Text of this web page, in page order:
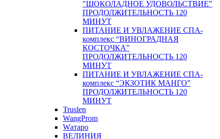
"ШОКОЛАДНОЕ УДОВОЛЬСТВИЕ”
ПРОДОЛЖИТЕЛЬНОСТЬ 120
МИНУТ
ПИТАНИЕ И УВЛАЖЕНИЕ СПА-
комплекс “ВИНОГРАДНАЯ
КОСТОЧКА”
ПРОДОЛЖИТЕЛЬНОСТЬ 120
МИНУТ
ПИТАНИЕ И УВЛАЖЕНИЕ СПА-
комплекс “ЭКЗОТИК МАНГО”
ПРОДОЛЖИТЕЛЬНОСТЬ 120
МИНУТ
Truslen
WangProm
Wатаро
ВЕЛИНИЯ